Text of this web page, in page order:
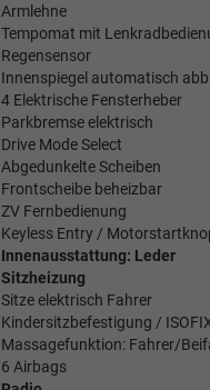
Armlehne
Tempomat mit
Regensensor
Innenspiegel automatisch
4 Elektrische Fensterheber
Parkbremse elektrisch
Drive Mode Select
Abgedunkelte Scheiben
Frontscheibe beheizbar
ZV Fernbedienung
Keyless Entry /
Innenausstattung: Leder
Sitzheizung
Sitze elektrisch Fahrer
Kindersitzbefestigung /
Massagefunktion: Fahrer/
6 Airbags